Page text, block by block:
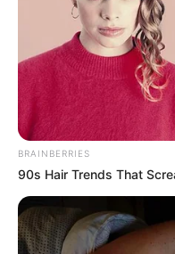
Пов’язаний запис
ГАРЯЧI ПОДІЇ
BRAINBERRIES
90s Hair Trends That